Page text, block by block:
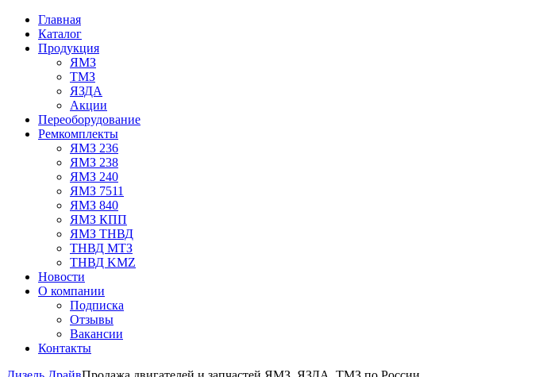
Главная
Каталог
Продукция
ЯМЗ
ТМЗ
ЯЗДА
Акции
Переоборудование
Ремкомплекты
ЯМЗ 236
ЯМЗ 238
ЯМЗ 240
ЯМЗ 7511
ЯМЗ 840
ЯМЗ КПП
ЯМЗ ТНВД
ТНВД МТЗ
ТНВД KMZ
Новости
О компании
Подписка
Отзывы
Вакансии
Контакты